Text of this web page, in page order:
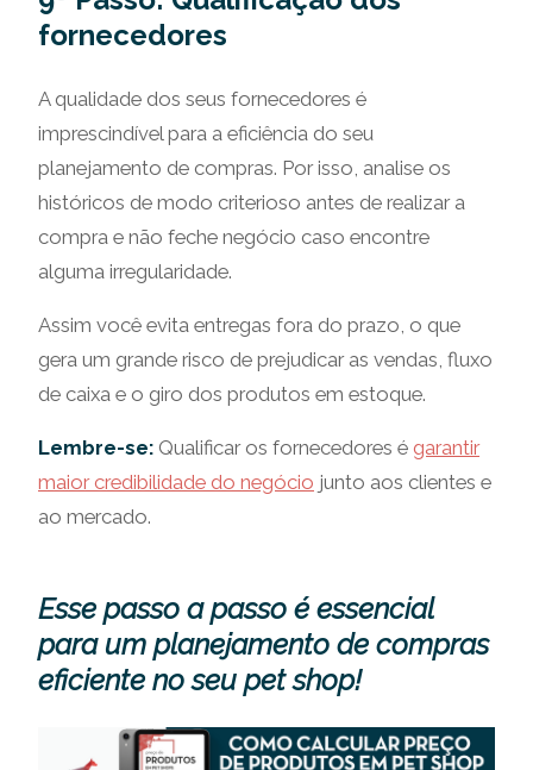
fornecedores
A qualidade dos seus fornecedores é
imprescindível para a eficiência do seu
planejamento de compras. Por isso, analise os
históricos de modo criterioso antes de realizar a
compra e não feche negócio caso encontre
alguma irregularidade.
Assim você evita entregas fora do prazo, o que
gera um grande risco de prejudicar as vendas, fluxo
de caixa e o giro dos produtos em estoque.
Lembre-se: Qualificar os fornecedores é garantir
maior credibilidade do negócio junto aos clientes e
ao mercado.
Esse passo a passo é essencial
para um planejamento de compras
eficiente no seu pet shop!